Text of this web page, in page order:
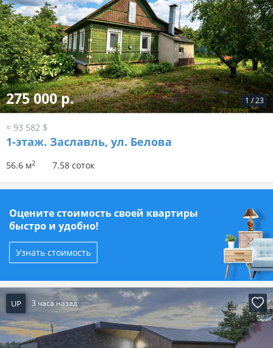
1 /23
275 000 р.
≈ 93 582 $
1-этаж. Заславль, ул. Белова
56.6 м2 7.58 соток
Оцените стоимость своей квартиры
быстро и удобно!
Узнать стоимость
UP 3 часа назад